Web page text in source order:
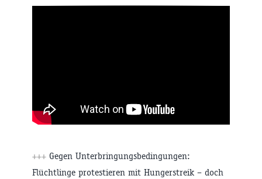
+++ Gegen Unterbringungsbedingungen:
Flüchtlinge protestieren mit Hungerstreik – doch